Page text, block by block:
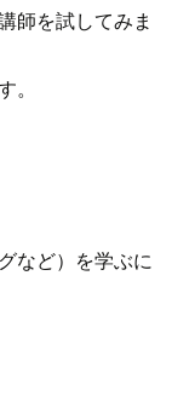
師を試してみま
。
など）を学ぶに